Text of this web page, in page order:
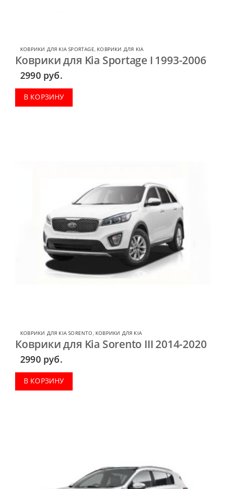
КОВРИКИ ДЛЯ KIA SPORTAGE КОВРИКИ ДЛЯ KIA
Коврики для Kia Sportage I 1993-2006
2990 руб.
В КОРЗИНУ
КОВРИКИ ДЛЯ KIA SORENTO, КОВРИКИ ДЛЯ KIA
Коврики для Kia Sorento III 2014-2020
2990 руб.
В КОРЗИНУ